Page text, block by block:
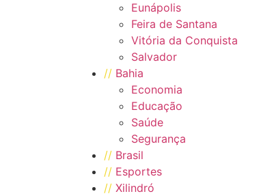
Eunápolis
Feira de Santana
Vitória da Conquista
Salvador
// Bahia
Economia
Educação
Saúde
Segurança
// Brasil
// Esportes
// Xilindró